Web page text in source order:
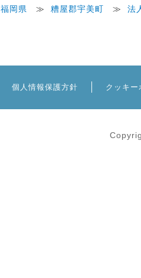
福岡県 ≫ 糟屋郡宇美町 ≫ 法
個人情報保護方針 クッキー